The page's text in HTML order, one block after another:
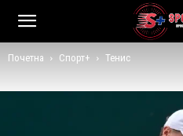
Почетна Спорт+ Тенис